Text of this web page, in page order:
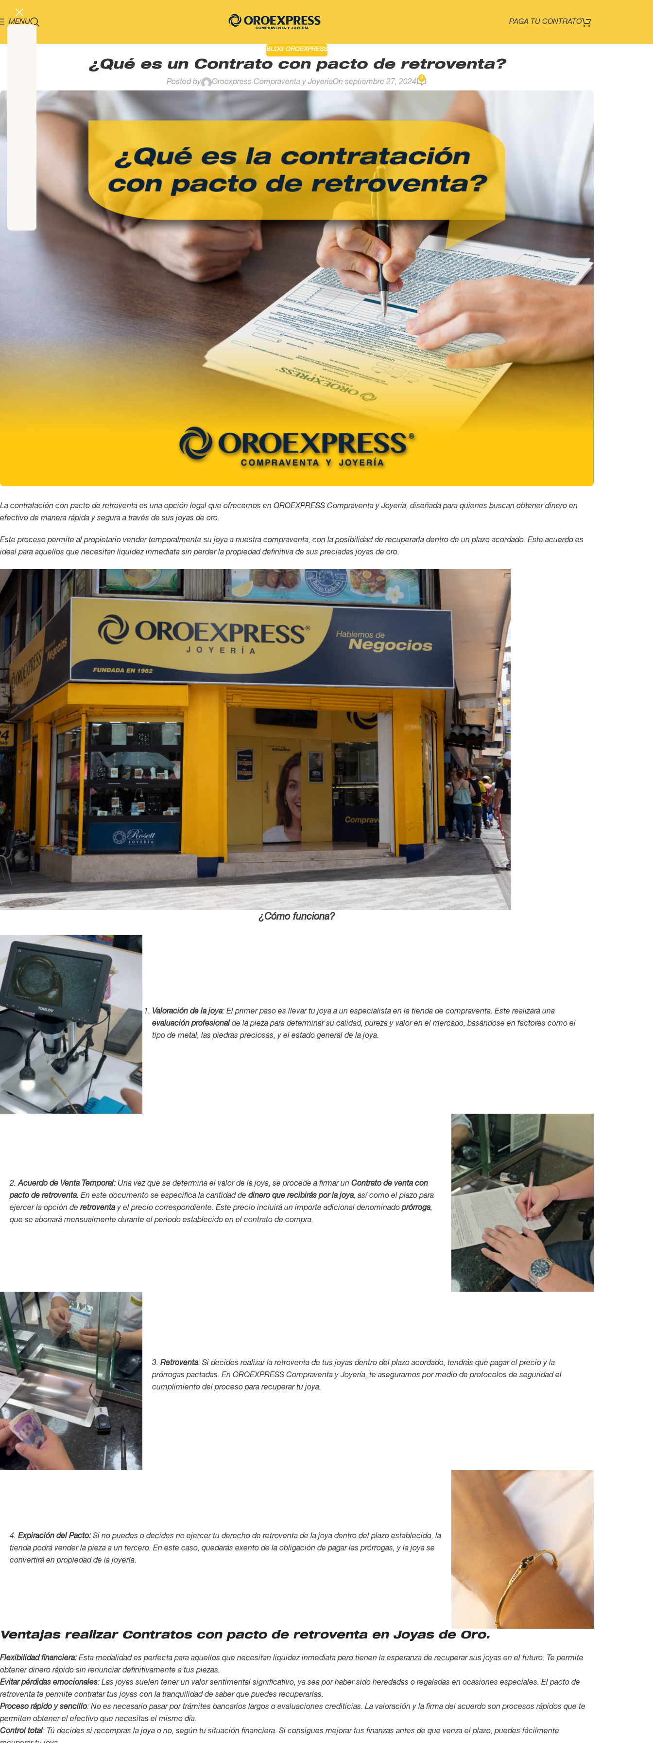
MENU PAGA TU CONTRATO
BLOG OROEXPRESS
¿Qué es un Contrato con pacto de retroventa?
Posted by Oroexpress Compraventa y JoyeríaOn septiembre 27, 2024
8
La contratación con pacto de retroventa es una opción legal que ofrecemos en OROEXPRESS Compraventa y Joyería, diseñada para quienes buscan obtener dinero en
efectivo de manera rápida y segura a través de sus joyas de oro.
Este proceso permite al propietario vender temporalmente su joya a nuestra compraventa, con la posibilidad de recuperarla dentro de un plazo acordado. Este acuerdo es
ideal para aquellos que necesitan liquidez inmediata sin perder la propiedad definitiva de sus preciadas joyas de oro.
¿Cómo funciona?
Valoración de la joya: El primer paso es llevar tu joya a un especialista en la tienda de compraventa. Este realizará una
evaluación profesional de la pieza para determinar su calidad, pureza y valor en el mercado, basándose en factores como el
tipo de metal, las piedras preciosas, y el estado general de la joya.
2.Acuerdo de Venta Temporal:Una vez que se determina el valor de la joya, se procede a firmar un Contrato de venta con
pacto de retroventa. En este documento se especifica la cantidad de dinero que recibirás por la joya, así como el plazo para
ejercer la opción de retroventa y el precio correspondiente. Este precio incluirá un importe adicional denominadoprórroga,
que se abonará mensualmente durante el periodo establecido en el contrato de compra.
3.Retroventa: Si decides realizar la retroventa de tus joyas dentro del plazo acordado, tendrás que pagar el precio y la
prórrogas pactadas. En OROEXPRESS Compraventa y Joyería, te aseguramos por medio de protocolos de seguridad el
cumplimiento del proceso para recuperar tu joya.
4. Expiración del Pacto:Si no puedes o decides no ejercer tu derecho de retroventa de la joya dentro del plazo establecido, la
tienda podrá vender la pieza a un tercero. En este caso, quedarás exento de la obligación de pagar las prórrogas, y la joya se
convertirá en propiedad de la joyería.
Ventajas realizar Contratos con pacto de retroventa en Joyas de Oro.
Flexibilidad financiera:Esta modalidad es perfecta para aquellos que necesitan liquidez inmediata pero tienen la esperanza de recuperar sus joyas en el futuro. Te permite
obtener dinero rápido sin renunciar definitivamente a tus piezas.
Evitar pérdidas emocionales: Las joyas suelen tener un valor sentimental significativo, ya sea por haber sido heredadas o regaladas en ocasiones especiales. El pacto de
retroventa te permite contratar tus joyas con la tranquilidad de saber que puedes recuperarlas.
Proceso rápido y sencillo: No es necesario pasar por trámites bancarios largos o evaluaciones crediticias. La valoración y la firma del acuerdo son procesos rápidos que te
permiten obtener el efectivo que necesitas el mismo día.
Control total: Tú decides si recompras la joya o no, según tu situación financiera. Si consigues mejorar tus finanzas antes de que venza el plazo, puedes fácilmente